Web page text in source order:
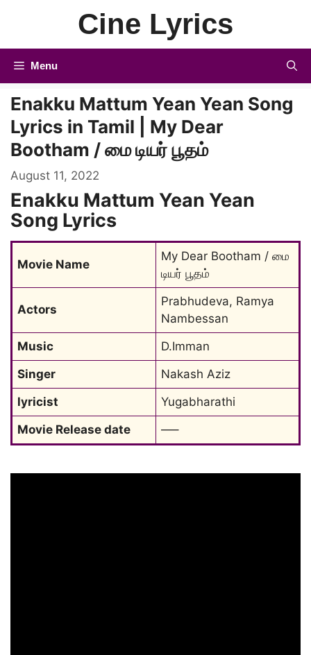
Cine Lyrics
Menu
Enakku Mattum Yean Yean Song
Lyrics in Tamil | My Dear
Bootham / மை டியர் பூதம்
August 11, 2022
Enakku Mattum Yean Yean
Song Lyrics
Movie Name
My Dear Bootham / மை
டியர் பூதம்
Actors
Prabhudeva, Ramya
Nambessan
Music
D.Imman
Singer
Nakash Aziz
lyricist
Yugabharathi
Movie Release date
—–